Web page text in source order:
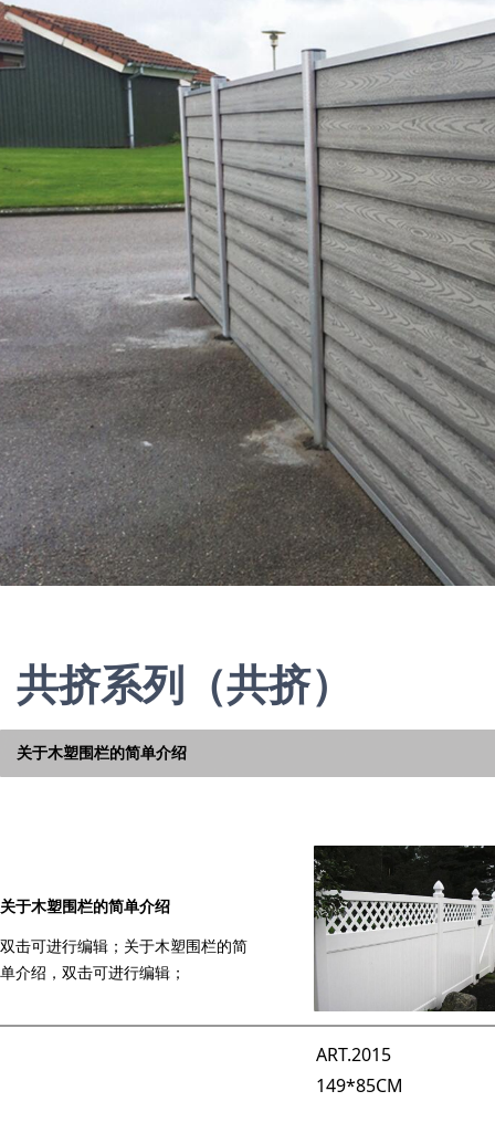
共挤系列（共挤）
关于木塑围栏的简单介绍
关于木塑围栏的简单介绍
双击可进行编辑；关于木塑围栏的简
单介绍，双击可进行编辑；
ART.2015
149*85CM